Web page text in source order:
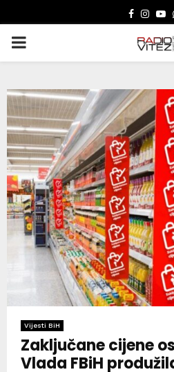
PRIMARY
Vijesti BiH
Zaključane cijene
Vlada FBiH